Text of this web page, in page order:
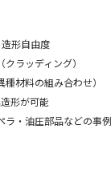
形自由度
ラッディング）
材料の組み合わせ）
形が可能
ラ・油圧部品などの事例